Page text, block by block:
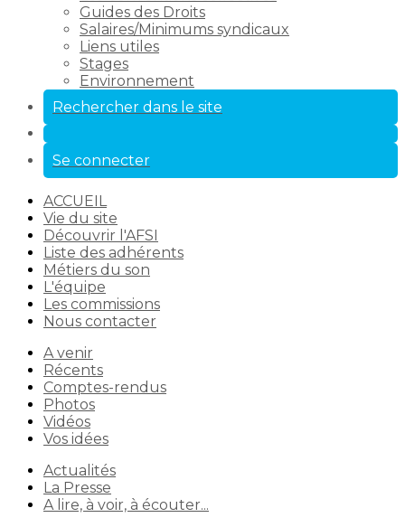
Guides des Droits
Salaires/Minimums syndicaux
Liens utiles
Stages
Environnement
Rechercher dans le site
Se connecter
ACCUEIL
Vie du site
Découvrir l'AFSI
Liste des adhérents
Métiers du son
L'équipe
Les commissions
Nous contacter
A venir
Récents
Comptes-rendus
Photos
Vidéos
Vos idées
Actualités
La Presse
A lire, à voir, à écouter...